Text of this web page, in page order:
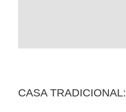
CASA TRADICIONAL: